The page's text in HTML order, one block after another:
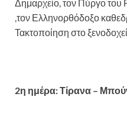
Δημαρχείο, τον Πύργο του
,τον Ελληνορθόδοξο
Τακτοποίηση στο
2η ημέρα: Τίρανα –